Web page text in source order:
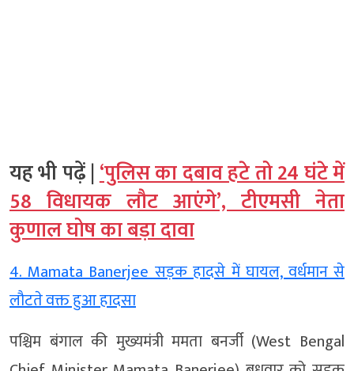
यह भी पढ़ें |‘पुलिस का दबाव हटे तो 24 घंटे में
58 विधायक लौट आएंगे’, टीएमसी नेता
कुणाल घोष का बड़ा दावा
4. Mamata Banerjee सड़क हादसे में घायल, वर्धमान से
लौटते वक्त हुआ हादसा
पश्चिम बंगाल की मुख्यमंत्री ममता बनर्जी (West Bengal